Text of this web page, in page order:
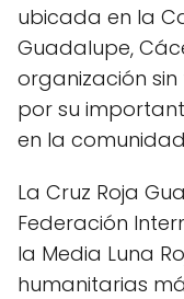
ubicada en la
Guadalupe,
organización
por su
en la
La Cruz Roja
Federación
la Media Luna
humanitarias